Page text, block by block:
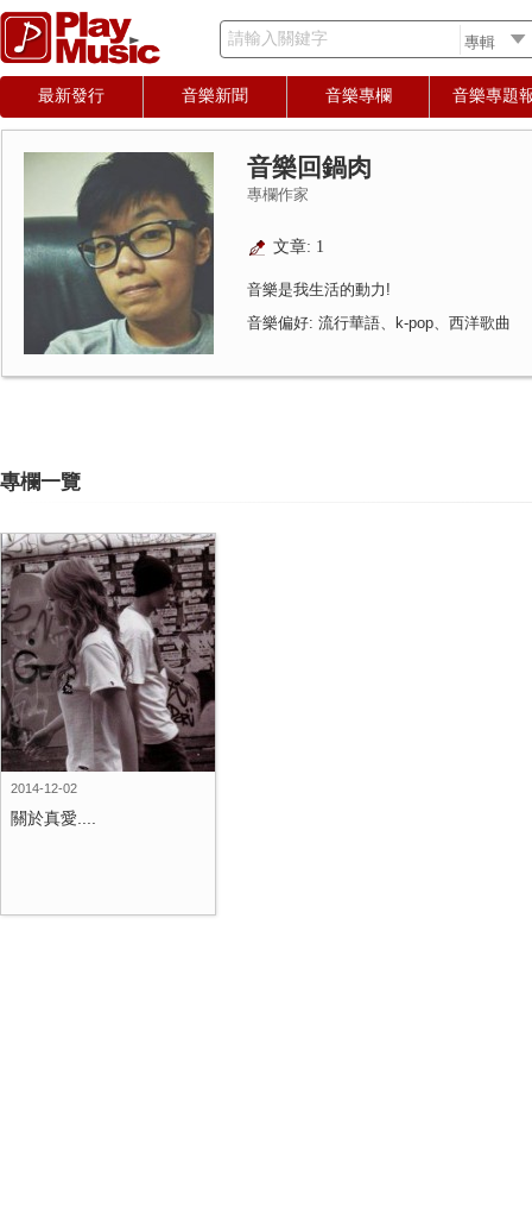
請輸入關鍵字
最新發行 音樂新聞 音樂專欄 音樂專題
音樂回鍋肉
專欄作家
文章: 1
音樂是我生活的動力!
音樂偏好: 流行華語、k-pop、西洋歌曲
專欄一覽
2014-12-02
關於真愛....